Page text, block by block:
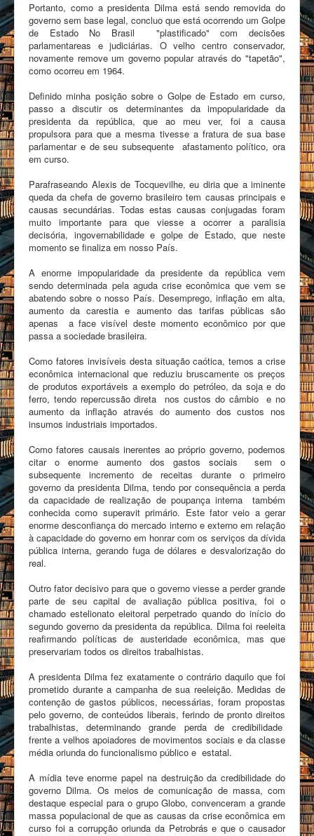
Portanto, como a presidenta Dilma está sendo removida do
governo sem base legal, concluo que está ocorrendo um Golpe
de Estado No Brasil "plastificado" com decisões
parlamentareas e judiciárias. O velho centro conservador,
novamente remove um governo popular através do "tapetão",
como ocorreu em 1964.
Definido minha posição sobre o Golpe de Estado em curso,
passo a discutir os determinantes da impopularidade da
presidenta da república, que ao meu ver, foi a causa
propulsora para que a mesma tivesse a fratura de sua base
parlamentar e de seu subsequente afastamento político, ora
em curso.
Parafraseando Alexis de Tocquevilhe, eu diria que a iminente
queda da chefa de governo brasileiro tem causas principais e
causas secundárias. Todas estas causas conjugadas foram
muito importante para que viesse a ocorrer a paralisia
decisória, ingovernabilidade e golpe de Estado, que neste
momento se finaliza em nosso País.
A enorme impopularidade da presidente da república vem
sendo determinada pela aguda crise econômica que vem se
abatendo sobre o nosso País. Desemprego, inflação em alta,
aumento da carestia e aumento das tarifas públicas são
apenas a face visível deste momento econômico por que
passa a sociedade brasileira.
Como fatores invisíveis desta situação caótica, temos a crise
econômica internacional que reduziu bruscamente os preços
de produtos exportáveis a exemplo do petróleo, da soja e do
ferro, tendo repercussão direta nos custos do câmbio e no
aumento da inflação através do aumento dos custos nos
insumos industriais importados.
Como fatores causais inerentes ao próprio governo, podemos
citar o enorme aumento dos gastos sociais sem o
subsequente incremento de receitas durante o primeiro
governo da presidenta Dilma, tendo por consequência a perda
da capacidade de realização de poupança interna também
conhecida como superavit primário. Este fator veio a gerar
enorme desconfiança do mercado interno e externo em relação
à capacidade do governo em honrar com os serviços da dívida
pública interna, gerando fuga de dólares e desvalorização do
real.
Outro fator decisivo para que o governo viesse a perder grande
parte de seu capital de avaliação pública positiva, foi o
chamado estelionato eleitoral perpetrado quando do início do
segundo governo da presidenta da república. Dilma foi reeleita
reafirmando políticas de austeridade econômica, mas que
preservariam todos os direitos trabalhistas.
A presidenta Dilma fez exatamente o contrário daquilo que foi
prometido durante a campanha de sua reeleição. Medidas de
contenção de gastos públicos, necessárias, foram propostas
pelo governo, de conteúdos liberais, ferindo de pronto direitos
trabalhistas, determinando grande perda de credibilidade
frente a velhos apoiadores de movimentos sociais e da classe
média oriunda do funcionalismo público e estatal.
A mídia teve enorme papel na destruição da credibilidade do
governo Dilma. Os meios de comunicação de massa, com
destaque especial para o grupo Globo, convenceram a grande
massa populacional de que as causas da crise econômica em
curso foi a corrupção oriunda da Petrobrás e que o causador